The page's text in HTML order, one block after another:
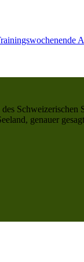
Schweizerischen
genauer